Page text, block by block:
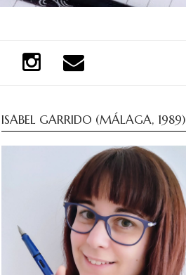
ISABEL GARRIDO (MÁLAGA, 1989)